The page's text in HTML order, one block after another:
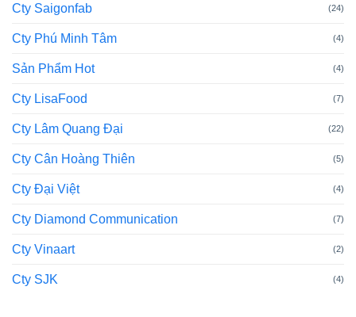
Cty Saigonfab (24)
Cty Phú Minh Tâm (4)
Sản Phẩm Hot (4)
Cty LisaFood (7)
Cty Lâm Quang Đại (22)
Cty Cân Hoàng Thiên (5)
Cty Đại Việt (4)
Cty Diamond Communication (7)
Cty Vinaart (2)
Cty SJK (4)